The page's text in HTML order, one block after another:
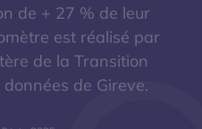
EXPERTS'OUVRE DANS UNE
de + 27 % de leur
est réalisé par
de la Transition
de Gireve.